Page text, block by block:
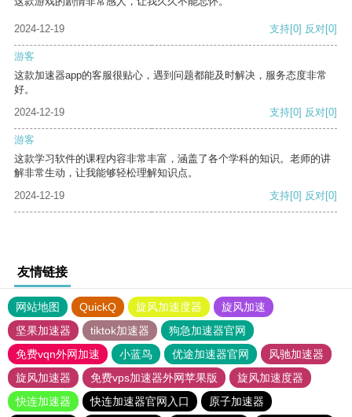
2024-12-19 支持[0] 反对[0]
游客
这款加速器app的客服很贴心，遇到问题都能及时解决，服务态度非常
好。
2024-12-19
支持[0] 反对[0]
游客
这款学习软件的课程内容非常丰富，涵盖了各个学科的知识。老师的讲
解非常生动，让我能够轻松理解知识点。
2024-12-19
支持[0] 反对[0]
友情链接
网站地图 QuickQ 旋风加速度器
旋风加速
坚果加速器
tiktok加速器
狗急加速器官网
免费vqn外网加速
小蓝鸟 优途加速器官网
风驰加速器
旋风加速器
免费vps加速器外网苹果版
旋风加速度器
快连加速器
快连加速器官网入口 原子加速器